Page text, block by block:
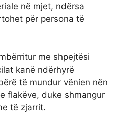
në mjet, ndërsa
për persona të
me shpejtësi
kanë ndërhyrë
të mundur vënien nën
flakëve, duke shmangur
të zjarrit.